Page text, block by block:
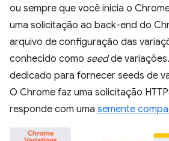
ou sempre que você inicia o
uma solicitação ao back-end do
arquivo de configuração das
conhecido como seedde
dedicado para fornecer seeds de
O Chrome faz uma solicitação
responde com uma semente